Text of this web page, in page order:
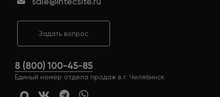
Задать вопрос
8 (800) 100-45-85
Единый номер отдела продаж в г. Челябинск